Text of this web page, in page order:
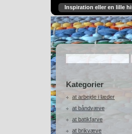
Inspiration eller en lille
Kategorier
at arbejde i læder
at båndvæve
at batikfarve
at brikvæve